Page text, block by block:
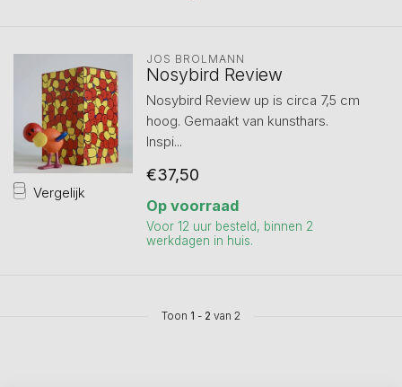
Vergelijk
JOS BRÖLMANN
Nosybird Review
Nosybird Review up is circa 7,5 cm
hoog. Gemaakt van kunsthars.
Inspi...
€37,50
Op voorraad
Voor 12 uur besteld, binnen 2
werkdagen in huis.
Toon 1 - 2 van 2